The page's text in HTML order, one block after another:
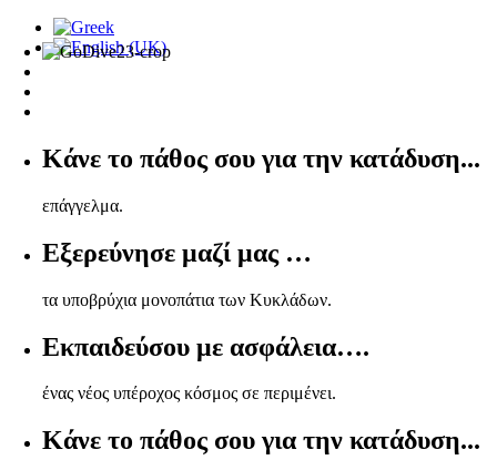
Κάνε το πάθος σου για την κατάδυση...
επάγγελμα.
Εξερεύνησε μαζί μας …
τα υποβρύχια μονοπάτια των Κυκλάδων.
Εκπαιδεύσου με ασφάλεια….
ένας νέος υπέροχος κόσμος σε περιμένει.
Κάνε το πάθος σου για την κατάδυση...